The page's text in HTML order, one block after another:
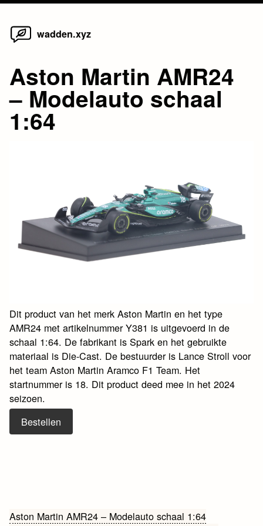
Skip
wadden.xyz
Aston Martin AMR24
– Modelauto schaal
1:64
Dit product van het merk Aston Martin en het type
AMR24 met artikelnummer Y381 is uitgevoerd in de
schaal 1:64. De fabrikant is Spark en het gebruikte
materiaal is Die-Cast. De bestuurder is Lance Stroll voor
het team Aston Martin Aramco F1 Team. Het
startnummer is 18. Dit product deed mee in het 2024
seizoen.
Bestellen
Bericht
Aston Martin AMR24 – Modelauto schaal 1:64